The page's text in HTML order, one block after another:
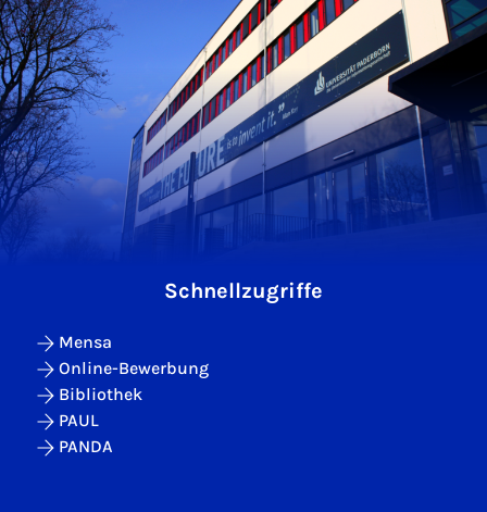
Schnellzugriffe
Mensa
Online-Bewerbung
Bibliothek
PAUL
PANDA